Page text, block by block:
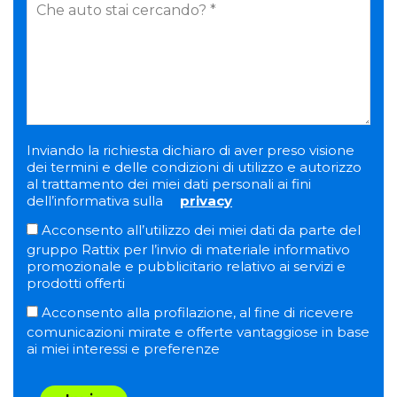
Inviando la richiesta dichiaro di aver preso visione
dei termini e delle condizioni di utilizzo e autorizzo
al trattamento dei miei dati personali ai fini
dell’informativa sulla
privacy
Acconsento all’utilizzo dei miei dati da parte del
gruppo Rattix per l’invio di materiale informativo
promozionale e pubblicitario relativo ai servizi e
prodotti offerti
Acconsento alla profilazione, al fine di ricevere
comunicazioni mirate e offerte vantaggiose in base
ai miei interessi e preferenze